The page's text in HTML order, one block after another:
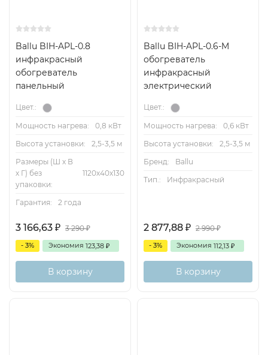
Ballu BIH-APL-0.8
инфракрасный
обогреватель
панельный
Цвет.:
Мощность нагрева:
0,8 кВт
Высота установки:
2,5-3,5 м
Размеры (Ш х В
х Г) без
упаковки:
1120х40х130
Гарантия: 2 года
3 166,63 ₽ 3 290₽
- 3% Экономия 123,38 ₽
В корзину
Ballu BIH-APL-0.6-M
обогреватель
инфракрасный
электрический
Цвет.:
Мощность нагрева:
0,6 кВт
Высота установки:
2,5-3,5 м
Бренд:
Ballu
Тип.:
Инфракрасный
2 877,88 ₽ 2 990₽
- 3% Экономия 112,13 ₽
В корзину